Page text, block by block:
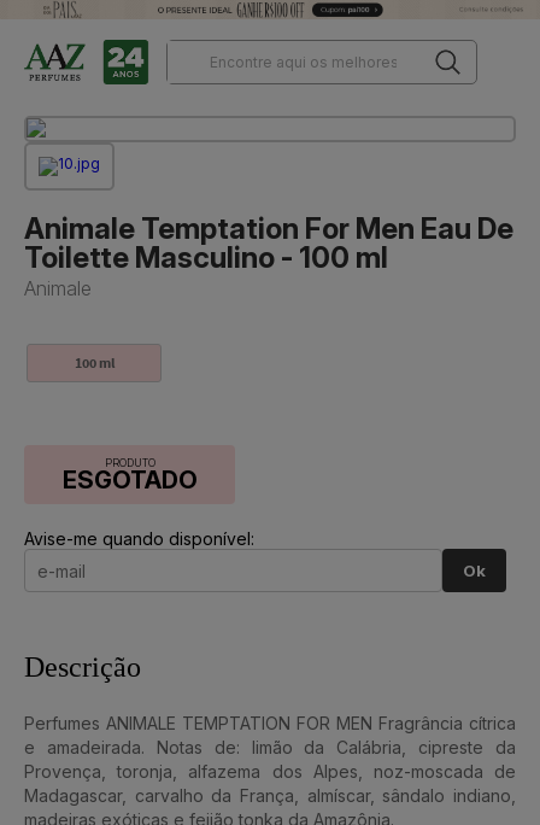
Animale Temptation For Men Eau De
Toilette Masculino - 100 ml
Animale
100 ml
PRODUTO
ESGOTADO
Avise-me quando disponível:
Ok
Descrição
Perfumes ANIMALE TEMPTATION FOR MEN Fragrância cítrica
e amadeirada. Notas de: limão da Calábria, cipreste da
Provença, toronja, alfazema dos Alpes, noz-moscada de
Madagascar, carvalho da França, almíscar, sândalo indiano,
madeiras exóticas e feijão tonka da Amazônia.